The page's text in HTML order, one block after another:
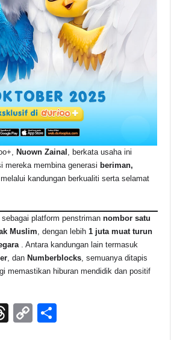
Nuown Zainal , berkata usaha ini
mereka membina generasi beriman,
melalui kandungan berkualiti serta selamat
platform penstrimannombor satu
Muslim, dengan lebih1 juta muat turun
. Antara kandungan lain termasuk
, dan Numberblocks, semuanya ditapis
memastikan hiburan mendidik dan positif
T
C